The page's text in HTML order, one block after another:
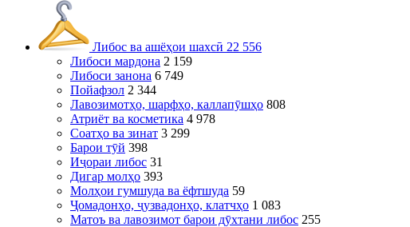
Либос ва ашёҳои шахсӣ 22 556
Либоси мардона 2 159
Либоси занона 6 749
Пойафзол 2 344
Лавозимотҳо, шарфҳо, каллапӯшҳо 808
Атриёт ва косметика 4 978
Соатҳо ва зинат 3 299
Барои тӯй 398
Иҷораи либос 31
Дигар молҳо 393
Молҳои гумшуда ва ёфтшуда 59
Ҷомадонҳо, ҷузвадонҳо, клатчҳо 1 083
Матоъ ва лавозимот барои дӯхтани либос 255